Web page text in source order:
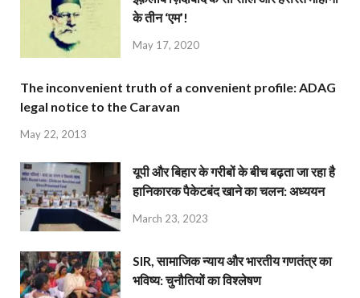
के तीन ‘एम’!
May 17, 2020
The inconvenient truth of a convenient profile: ADAG
legal notice to the Caravan
May 22, 2013
यूपी और बिहार के गरीबों के बीच बढ़ता जा रहा है
हानिकारक पैकेटबंद खाने का चलन: अध्ययन
March 23, 2023
SIR, सामाजिक न्याय और भारतीय गणतंत्र का
भविष्य: चुनौतियों का विश्लेषण